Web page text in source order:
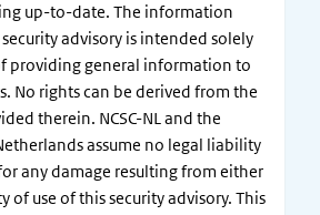
up-to-date. The information
advisory is intended solely
providing general information to
No rights can be derived from the
therein. NCSC-NL and the
assume no legal liability
any damage resulting from either
of use of this security advisory. This